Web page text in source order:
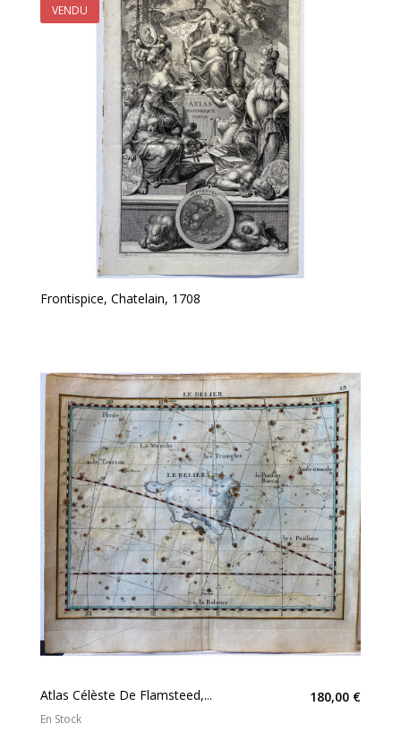
Frontispice, Chatelain, 1708
VENDU
Atlas Célèste De Flamsteed,... 180,00 €
En Stock